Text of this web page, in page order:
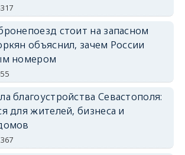
стоит на запасном
объяснил, зачем России
номером
благоустройства Севастополя:
для жителей, бизнеса и